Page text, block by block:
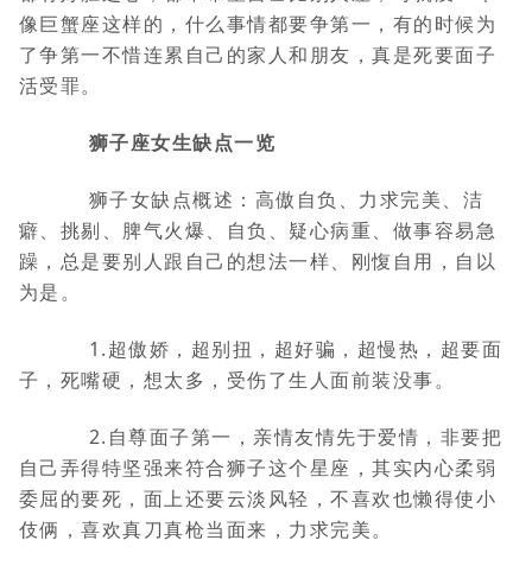
像巨蟹座这样的，什么事情都要争第一，有的时候为
了争第一不惜连累自己的家人和朋友，真是死要面子
活受罪。
狮子座女生缺点一览
狮子女缺点概述：高傲自负、力求完美、洁
癖、挑剔、脾气火爆、自负、疑心病重、做事容易急
躁，总是要别人跟自己的想法一样、刚愎自用，自以
为是。
1.超傲娇，超别扭，超好骗，超慢热，超要面
子，死嘴硬，想太多，受伤了生人面前装没事。
2.自尊面子第一，亲情友情先于爱情，非要把
自己弄得特坚强来符合狮子这个星座，其实内心柔弱
委屈的要死，面上还要云淡风轻，不喜欢也懒得使小
伎俩，喜欢真刀真枪当面来，力求完美。